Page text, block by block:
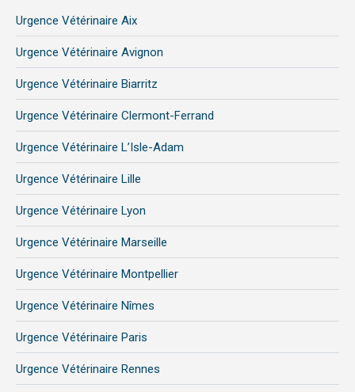
in
new
window
new new
Urgence Vétérinaire Aix
Urgence Vétérinaire Avignon
Urgence Vétérinaire Biarritz
Urgence Vétérinaire Clermont-Ferrand
Urgence Vétérinaire L’Isle-Adam
Urgence Vétérinaire Lille
Urgence Vétérinaire Lyon
Urgence Vétérinaire Marseille
Urgence Vétérinaire Montpellier
Urgence Vétérinaire Nîmes
Urgence Vétérinaire Paris
Urgence Vétérinaire Rennes